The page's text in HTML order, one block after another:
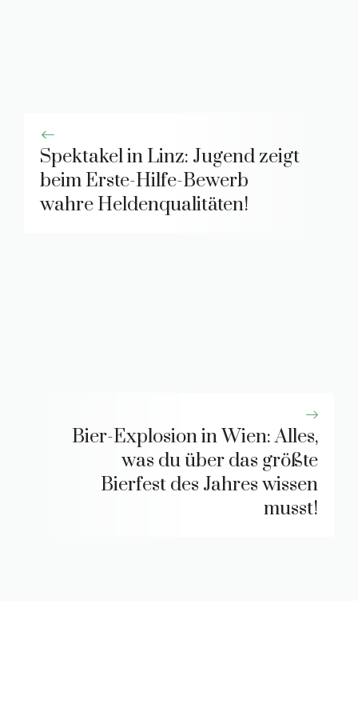
Spektakel in Linz: Jugend zeigt
beim Erste-Hilfe-Bewerb
wahre Heldenqualitäten!
Bier-Explosion in Wien: Alles,
was du über das größte
Bierfest des Jahres wissen
musst!